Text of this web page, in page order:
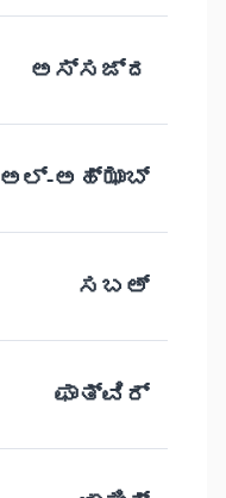
ಅಸ್ಸಜ್ದ
ಅಲ್- ಅಹ್ ಝಾಬ್
ಸಬಅ್
ಫಾತ್ವಿರ್